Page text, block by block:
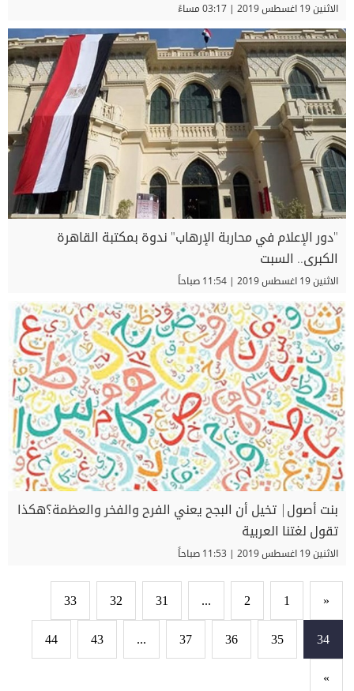
الاثنين 19 اغسطس 2019 | 03:17 مساءً
"دور الإعلام في محاربة الإرهاب" ندوة بمكتبة القاهرة
الكبرى.. السبت
الاثنين 19 اغسطس 2019 | 11:54 صباحاً
بنت أصول| تخيل أن البجح يعني الفرح والفخر والعظمة؟هكذا
تقول لغتنا العربية
الاثنين 19 اغسطس 2019 | 11:53 صباحاً
«
1
2
...
31
32
33
34
35
36
37
...
43
44
»